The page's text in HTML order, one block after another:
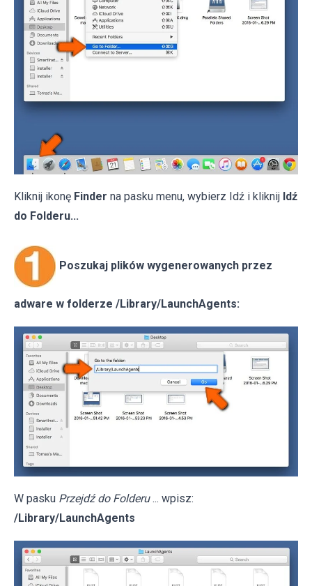
Kliknij ikonę Finder na pasku menu, wybierz Idź i kliknij Idź
do Folderu...
Poszukaj plików wygenerowanych przez
adware w folderze /Library/LaunchAgents:
W pasku Przejdź do Folderu ... wpisz:
/Library/LaunchAgents